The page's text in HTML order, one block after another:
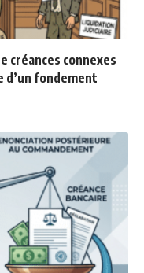
créances connexes
d’un fondement